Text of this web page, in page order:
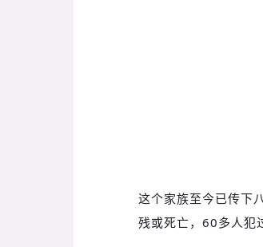
这个家族至今已传下
残或死亡，60多人犯